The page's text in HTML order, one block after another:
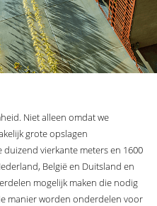
Niet alleen omdat we
grote opslagen
vierkante meters en 1600
België en Duitsland en
mogelijk maken die nodig
manier worden onderdelen voor